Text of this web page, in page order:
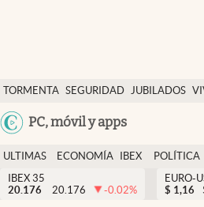
TORMENTA SEGURIDAD JUBILADOS
PC, móvil y apps
Economía y finanzas
Política
Actualidad
Criptomonedas
ULTIMAS
NOTICIAS
ECONOMÍA
FINANZAS
IBEX
EURO
POLÍTICA
IBEX 35
20.176
20.176 -0.02%
EURO-
$ 1,16